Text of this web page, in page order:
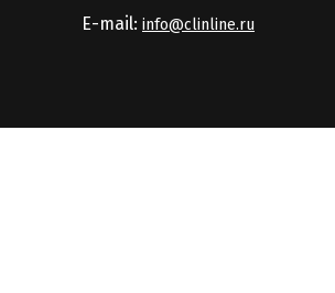
E-mail: info@clinline.ru